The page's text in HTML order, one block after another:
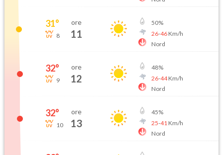
31°
8
ore
11
50%
26-46Km/h
Nord
32°
9
ore
12
48%
26-44Km/h
Nord
32°
10
ore
13
45%
25-41 Km/h
Nord